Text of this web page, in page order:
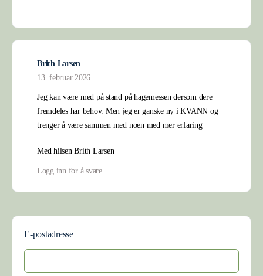
Brith Larsen
13. februar 2026
Jeg kan være med på stand på hagemessen dersom dere
fremdeles har behov. Men jeg er ganske ny i KVANN og
trenger å være sammen med noen med mer erfaring
Med hilsen Brith Larsen
Logg inn for å svare
E-postadresse